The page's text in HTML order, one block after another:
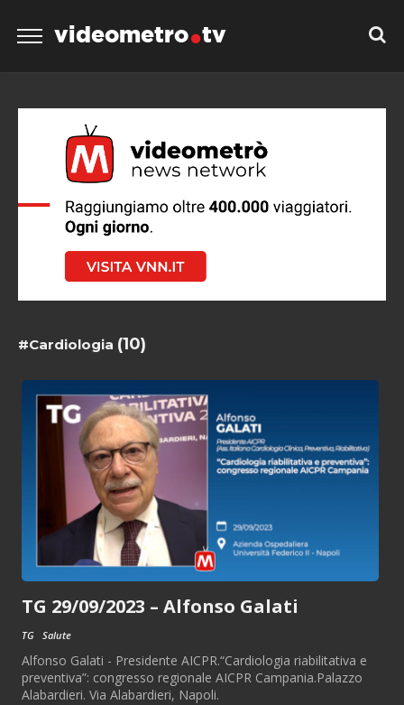
videometro tv
#Cardiologia (10)
TG 29/09/2023 – Alfonso Galati
TG Salute
Alfonso Galati - Presidente AICPR.“Cardiologia riabilitativa e
preventiva”: congresso regionale AICPR Campania.Palazzo
Alabardieri. Via Alabardieri, Napoli.